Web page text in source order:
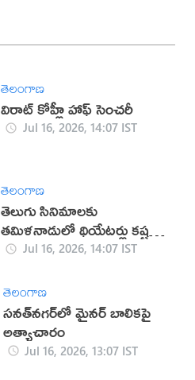
తెలంగాణ
విరాట్ కోహ్లీ హాఫ్ సెంచరీ
Jul 16, 2026, 14:07 IST
తెలంగాణ
తెలుగు సినిమాలకు
తమిళనాడులో థియేటర్లు కష్టమే:
కిరణ్ అబ్బవరం
Jul 16, 2026, 14:07 IST
తెలంగాణ
సనత్‌నగర్‌లో మైనర్‌ బాలికపై
అత్యాచారం
Jul 16, 2026, 13:07 IST